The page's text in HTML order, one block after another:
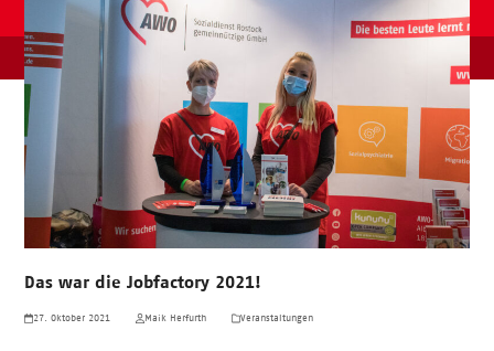
Das war die Jobfactory 2021!
27. Oktober 2021 Maik Herfurth Veranstaltungen